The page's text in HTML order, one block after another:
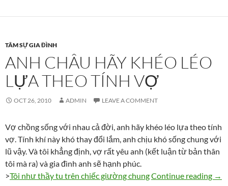
TÂM SỰ GIA ĐÌNH
ANH CHÂU HÃY KHÉO LÉO
LỰA THEO TÍNH VỢ
OCT 26, 2010 ADMIN LEAVE A COMMENT
Vợ chồng sống với nhau cả đời, anh hãy khéo léo lựa theo tính
vợ. Tính khí này khó thay đổi lắm, anh chịu khó sống chung với
lũ vậy. Và tôi khẳng định, vợ rất yêu anh (kết luận từ bản thân
tôi mà ra) và gia đình anh sẽ hạnh phúc.
>Tôi như thầy tu trên chiếc giường chungContinue reading →